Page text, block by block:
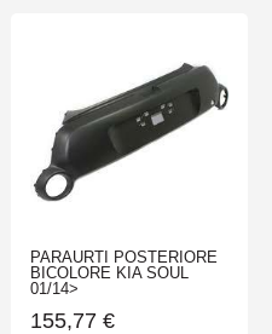
PARAURTI POSTERIORE
BICOLORE KIA SOUL
01/14>
155,77 €